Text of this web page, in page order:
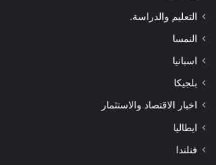
التعليم والدراسة.
النمسا
اسبانيا
بلجيكا
اخبار الاقتصاد والاستثمار
ايطاليا
فنلندا